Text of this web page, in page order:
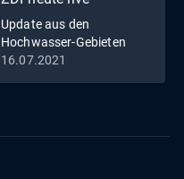
Update aus den
Hochwasser-Gebieten
16.07.2021